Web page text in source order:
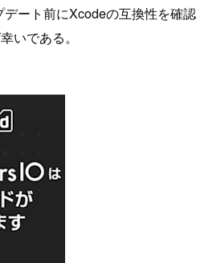
ート前にXcodeの互換性を確認
いである。